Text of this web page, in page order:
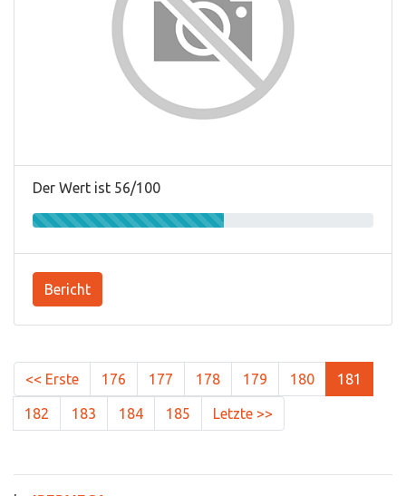
Der Wert ist 56/100
Bericht
<< Erste 176 177 178 179 180 181
182 183 184 185 Letzte >>